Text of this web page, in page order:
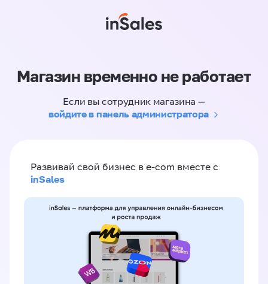
Магазин временно не работает
Если вы сотрудник магазина —
войдите в панель администратора
Развивай свой бизнес в e-com вместе с
inSales